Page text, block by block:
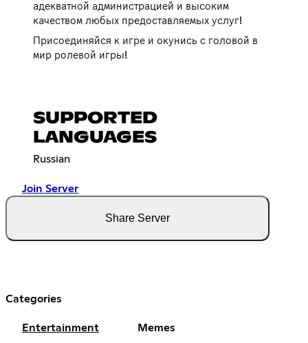
адекватной администрацией и высоким
качеством любых предоставляемых услуг!
Присоединяйся к игре и окунись с головой в
мир ролевой игры!
SUPPORTED
LANGUAGES
Russian
Join Server
Share Server
Categories
Entertainment Memes